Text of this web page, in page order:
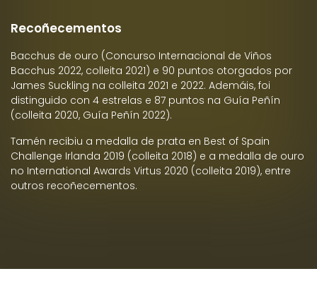
Recoñecementos
Bacchus de ouro (Concurso Internacional de Viños
Bacchus 2022, colleita 2021) e 90 puntos otorgados por
James Suckling na colleita 2021 e 2022. Ademáis, foi
distinguido con 4 estrelas e 87 puntos na Guía Peñín
(colleita 2020, Guía Peñín 2022).
Tamén recibiu a medalla de prata en Best of Spain
Challenge Irlanda 2019 (colleita 2018) e a medalla de ouro
no International Awards Virtus 2020 (colleita 2019), entre
outros recoñecementos.